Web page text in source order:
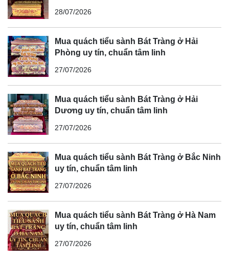
28/07/2026
Mua quách tiểu sành Bát Tràng ở Hải
Phòng uy tín, chuẩn tâm linh
27/07/2026
Mua quách tiểu sành Bát Tràng ở Hải
Dương uy tín, chuẩn tâm linh
27/07/2026
Mua quách tiểu sành Bát Tràng ở Bắc Ninh
uy tín, chuẩn tâm linh
27/07/2026
Mua quách tiểu sành Bát Tràng ở Hà Nam
uy tín, chuẩn tâm linh
27/07/2026